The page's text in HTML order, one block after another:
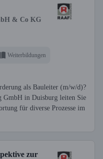
& Co KG
Weiterbildungen
als Bauleiter (m/w/d)?
GmbH in Duisburg leiten Sie
für diverse Prozesse im
zur